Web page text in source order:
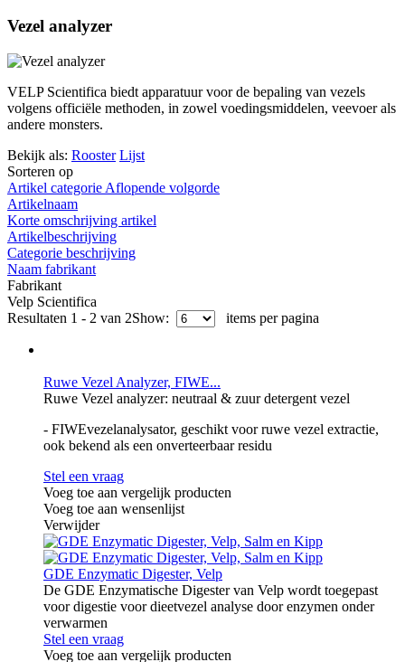
Vezel analyzer
VELP Scientifica biedt apparatuur voor de bepaling van vezels
volgens officiële methoden, in zowel voedingsmiddelen, veevoer als
andere monsters.
Bekijk als: Rooster Lijst
Sorteren op
Artikel categorie Aflopende volgorde
Artikelnaam
Korte omschrijving artikel
Artikelbeschrijving
Categorie beschrijving
Naam fabrikant
Fabrikant
Velp Scientifica
Resultaten 1 - 2 van 2Show: items per pagina
Ruwe Vezel Analyzer, FIWE...
Ruwe Vezel analyzer: neutraal & zuur detergent vezel
- FIWEvezelanalysator, geschikt voor ruwe vezel extractie,
ook bekend als een onverteerbaar residu
Stel een vraag
Voeg toe aan vergelijk producten
Voeg toe aan wensenlijst
Verwijder
GDE Enzymatic Digester, Velp
De GDE Enzymatische Digester van Velp wordt toegepast
voor digestie voor dieetvezel analyse door enzymen onder
verwarmen
Stel een vraag
Voeg toe aan vergelijk producten